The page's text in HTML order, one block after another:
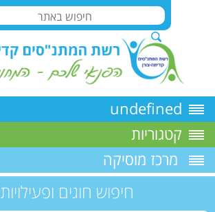
undefined
קטגוריות
מרכז מוסיקה
חיפוש חוגים ופעילויות